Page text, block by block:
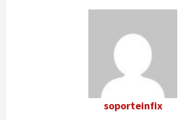
soporteinfix